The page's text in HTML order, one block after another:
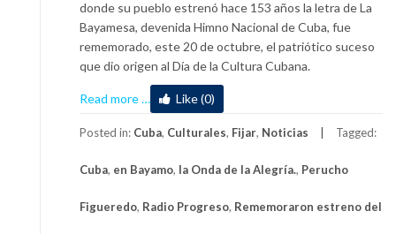
donde su pueblo estrenó hace 153 años la letra de La
Bayamesa, devenida Himno Nacional de Cuba, fue
rememorado, este 20 de octubre, el patriótico suceso
que dio origen al Día de la Cultura Cubana.
Read more
about
Rememoraron
estreno
Himno
de
… Like (0)
Posted in: Cuba, Culturales, Fijar, Noticias Tagged:
Cuba, en Bayamo, la Onda de la Alegría., Perucho
Figueredo, Radio Progreso, Rememoraron estreno del